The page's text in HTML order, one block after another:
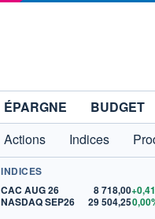
ÉPARGNE BUDGET
Actions Indices
INDICES
CAC AUG 26
8 718,00
NASDAQ SEP26
29 504,25